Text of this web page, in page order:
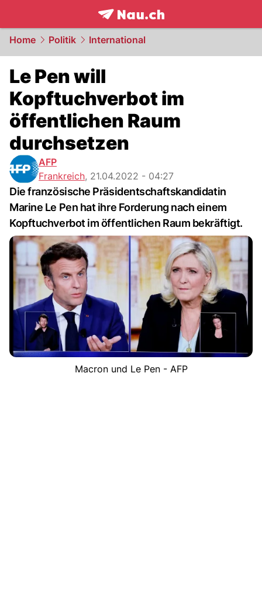
frontpage.NAU.ch
Home Politik International
Le Pen will
Kopftuchverbot im
öffentlichen Raum
durchsetzen
AFP
Frankreich, 21.04.2022 - 04:27
Die französische Präsidentschaftskandidatin
Marine Le Pen hat ihre Forderung nach einem
Kopftuchverbot im öffentlichen Raum bekräftigt.
Macron und Le Pen - AFP